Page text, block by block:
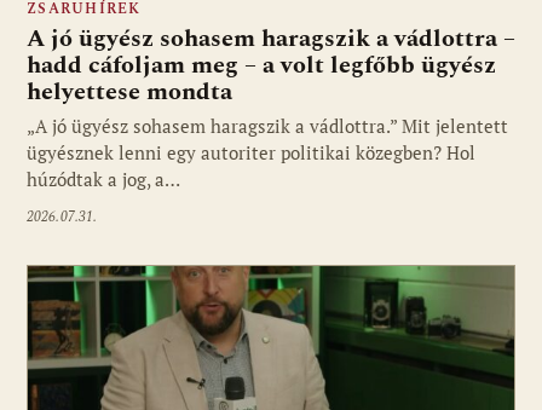
ZSARUHÍREK
A jó ügyész sohasem haragszik a vádlottra –
hadd cáfoljam meg – a volt legfőbb ügyész
helyettese mondta
„A jó ügyész sohasem haragszik a vádlottra.” Mit jelentett
ügyésznek lenni egy autoriter politikai közegben? Hol
húzódtak a jog, a…
2026.07.31.